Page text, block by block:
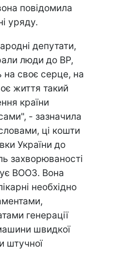
повідомила
уряду.
депутати,
люди до ВР,
на своє серце, на
життя такий
країни
- зазначила
ці кошти
України до
захворюваності
ВООЗ. Вона
необхідно
генерації
швидкої
штучної